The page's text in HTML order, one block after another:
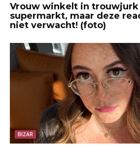
Vrouw winkelt in trouwjurk
supermarkt, maar deze
niet verwacht! (foto)
BIZAR